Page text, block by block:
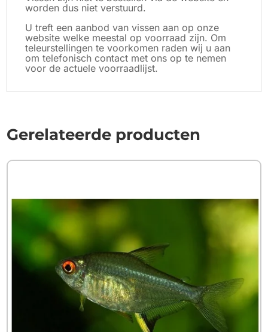
worden dus niet verstuurd.
​U treft een aanbod van vissen aan op onze
website welke meestal op voorraad zijn. Om
teleurstellingen te voorkomen raden wij u aan
om telefonisch contact met ons op te nemen
voor de actuele voorraadlijst.
Gerelateerde producten